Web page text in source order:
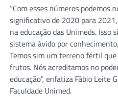
“Com esses números podemos
significativo de 2020 para
na educação das Unimeds. Isso
sistema ávido por
Temos sim um terreno fértil
frutos. Nós acreditamos no
educação”, enfatiza Fábio Leite
Faculdade Unimed.